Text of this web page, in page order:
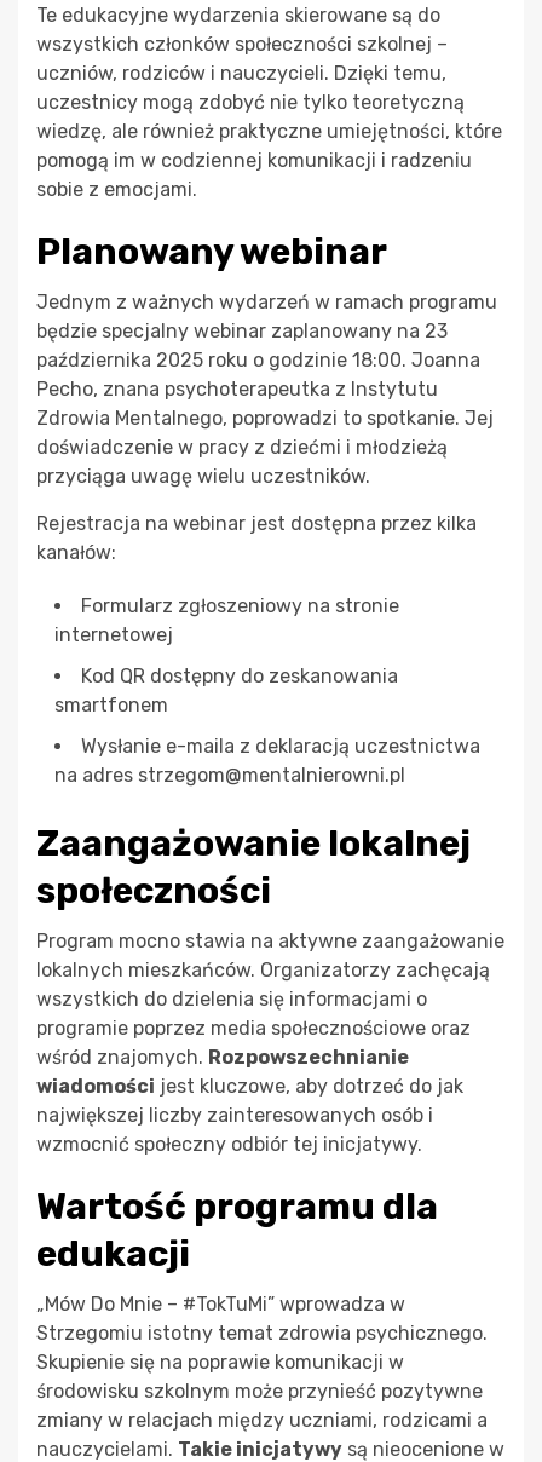
Te edukacyjne wydarzenia skierowane są do
wszystkich członków społeczności szkolnej –
uczniów, rodziców i nauczycieli. Dzięki temu,
uczestnicy mogą zdobyć nie tylko teoretyczną
wiedzę, ale również praktyczne umiejętności, które
pomogą im w codziennej komunikacji i radzeniu
sobie z emocjami.
Planowany webinar
Jednym z ważnych wydarzeń w ramach programu
będzie specjalny webinar zaplanowany na 23
października 2025 roku o godzinie 18:00. Joanna
Pecho, znana psychoterapeutka z Instytutu
Zdrowia Mentalnego, poprowadzi to spotkanie. Jej
doświadczenie w pracy z dziećmi i młodzieżą
przyciąga uwagę wielu uczestników.
Rejestracja na webinar jest dostępna przez kilka
kanałów:
Formularz zgłoszeniowy na stronie
internetowej
Kod QR dostępny do zeskanowania
smartfonem
Wysłanie e-maila z deklaracją uczestnictwa
na adres strzegom@mentalnierowni.pl
Zaangażowanie lokalnej
społeczności
Program mocno stawia na aktywne zaangażowanie
lokalnych mieszkańców. Organizatorzy zachęcają
wszystkich do dzielenia się informacjami o
programie poprzez media społecznościowe oraz
wśród znajomych. Rozpowszechnianie
wiadomości jest kluczowe, aby dotrzeć do jak
największej liczby zainteresowanych osób i
wzmocnić społeczny odbiór tej inicjatywy.
Wartość programu dla
edukacji
„Mów Do Mnie – #TokTuMi” wprowadza w
Strzegomiu istotny temat zdrowia psychicznego.
Skupienie się na poprawie komunikacji w
środowisku szkolnym może przynieść pozytywne
zmiany w relacjach między uczniami, rodzicami a
nauczycielami. Takie inicjatywy są nieocenione w